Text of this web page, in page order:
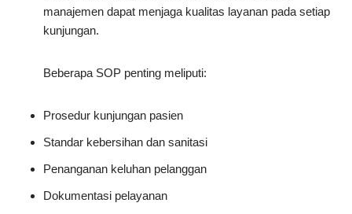
manajemen dapat menjaga kualitas layanan pada setiap
kunjungan.
Beberapa SOP penting meliputi:
Prosedur kunjungan pasien
Standar kebersihan dan sanitasi
Penanganan keluhan pelanggan
Dokumentasi pelayanan